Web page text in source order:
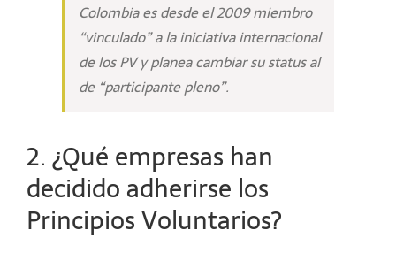
Colombia es desde el 2009 miembro
“vinculado” a la iniciativa internacional
de los PV y planea cambiar su status al
de “participante pleno”.
2. ¿Qué empresas han
decidido adherirse los
Principios Voluntarios?